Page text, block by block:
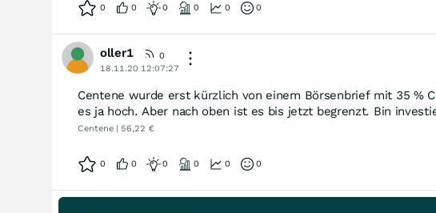
0 0 0 0 0 0
oller1
0
18.11.20 12:07:27
Centene wurde erst kürzlich von einem Börsenbrief mit 35 %
es ja hoch. Aber nach oben ist es bis jetzt begrenzt. Bin
Centene | 56,22 €
0 0 0 0 0 0